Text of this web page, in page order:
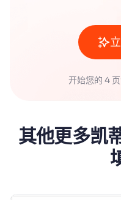
开始您的 4
其他更多凯